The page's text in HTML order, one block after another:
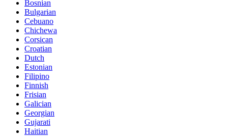
Bosnian
Bulgarian
Cebuano
Chichewa
Corsican
Croatian
Dutch
Estonian
Filipino
Finnish
Frisian
Galician
Georgian
Gujarati
Haitian